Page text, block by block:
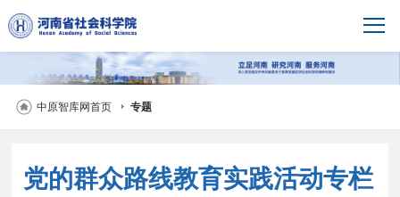
中原智库网首页 专题
党的群众路线教育实践活动专栏